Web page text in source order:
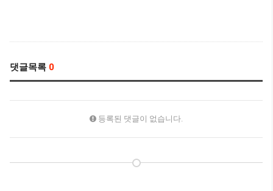
댓글목록 0
등록된 댓글이 없습니다.